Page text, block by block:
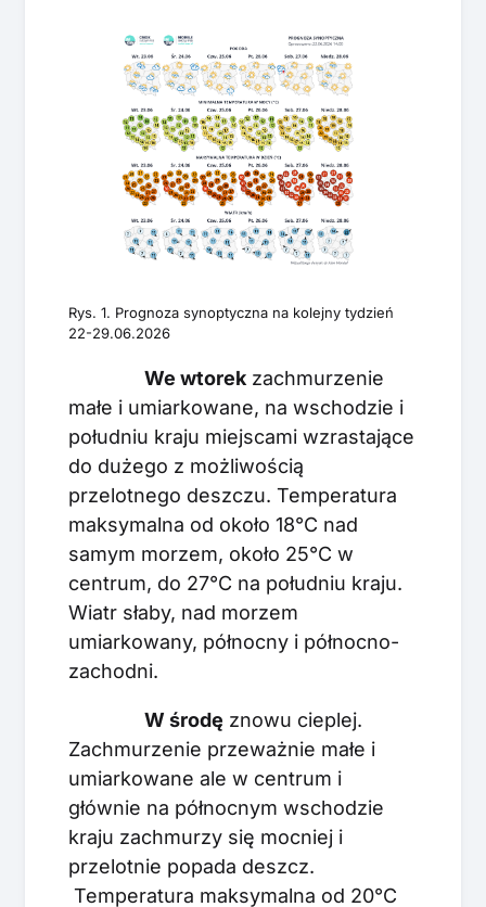
Rys. 1. Prognoza synoptyczna na kolejny tydzień
22-29.06.2026
We wtorek zachmurzenie
małe i umiarkowane, na wschodzie i
południu kraju miejscami wzrastające
do dużego z możliwością
przelotnego deszczu. Temperatura
maksymalna od około 18°C nad
samym morzem, około 25°C w
centrum, do 27°C na południu kraju.
Wiatr słaby, nad morzem
umiarkowany, północny i północno-
zachodni.
W środę znowu cieplej.
Zachmurzenie przeważnie małe i
umiarkowane ale w centrum i
głównie na północnym wschodzie
kraju zachmurzy się mocniej i
przelotnie popada deszcz.
Temperatura maksymalna od 20°C